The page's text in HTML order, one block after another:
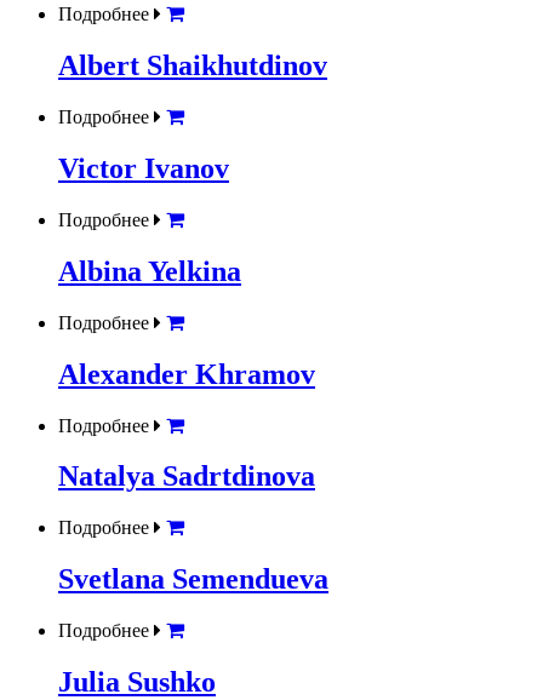
Подробнее
Albert Shaikhutdinov
Подробнее
Victor Ivanov
Подробнее
Albina Yelkina
Подробнее
Alexander Khramov
Подробнее
Natalya Sadrtdinova
Подробнее
Svetlana Semendueva
Подробнее
Julia Sushko